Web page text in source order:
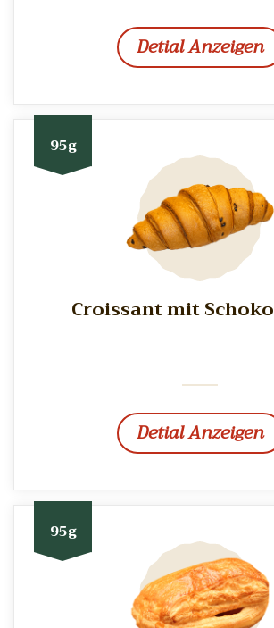
Detial Anzeigen
95g
Croissant mit
Detial Anzeigen
95g